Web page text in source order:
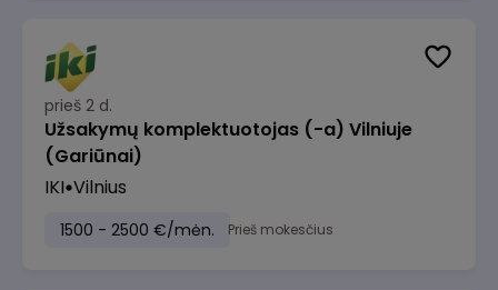
prieš 2 d.
Užsakymų komplektuotojas (-a) Vilniuje
(Gariūnai)
IKI Vilnius
1500 - 2500 €/mėn. Prieš mokesčius